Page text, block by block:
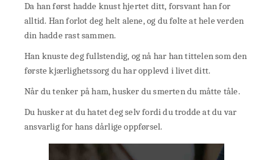
Da han først hadde knust hjertet ditt, forsvant han for
alltid. Han forlot deg helt alene, og du følte at hele verden
din hadde rast sammen.
Han knuste deg fullstendig, og nå har han tittelen som den
første kjærlighetssorg du har opplevd i livet ditt.
Når du tenker på ham, husker du smerten du måtte tåle.
Du husker at du hatet deg selv fordi du trodde at du var
ansvarlig for hans dårlige oppførsel.